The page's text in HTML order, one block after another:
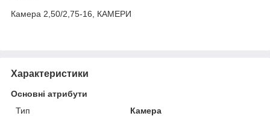
Камера 2,50/2,75-16, КАМЕРИ
Характеристики
Основні атрибути
Тип
Камера